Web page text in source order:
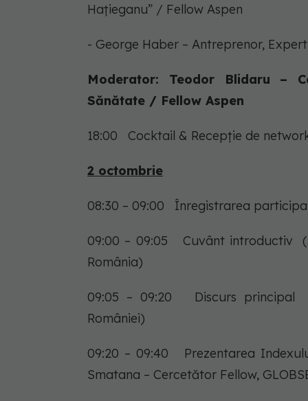
Hațieganu” / Fellow Aspen
- George Haber – Antreprenor,
Moderator: Teodor Blidaru –
Sănătate / Fellow Aspen
18:00 Cocktail & Recepție de
2 octombrie
08:30 – 09:00 Înregistrarea
09:00 – 09:05 Cuvânt introductiv
România)
09:05 – 09:20 Discurs principal
României)
09:20 – 09:40 Prezentarea
Smatana – Cercetător Fellow,